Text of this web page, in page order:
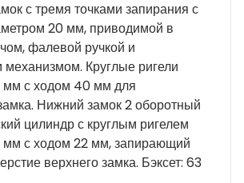
с тремя точками запирания с
20 мм, приводимой в
фалевой ручкой и
Круглые ригели
мм с ходом 40 мм для
Нижний замок 2 оборотный
цилиндр с круглым ригелем
мм с ходом 22 мм, запирающий
верхнего замка. Бэксет: 63